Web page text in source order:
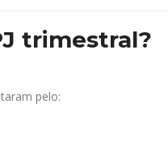
trimestral?
pelo: